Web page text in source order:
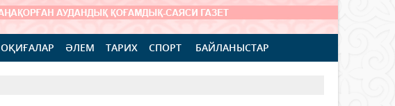
ОҚИҒАЛАР ӘЛЕМ ТАРИХ СПОРТ БАЙЛАНЫСТАР